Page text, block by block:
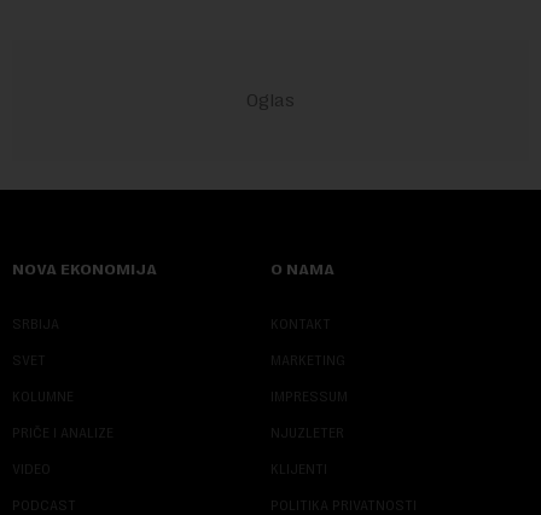
NOVA EKONOMIJA
SRBIJA
SVET
KOLUMNE
PRIČE I ANALIZE
VIDEO
PODCAST
O NAMA
KONTAKT
MARKETING
IMPRESSUM
NJUZLETER
KLIJENTI
POLITIKA PRIVATNOSTI